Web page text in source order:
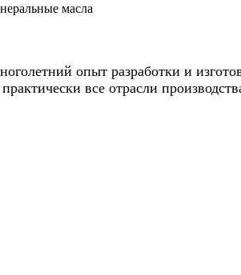
масла
опыт разработки и
все отрасли